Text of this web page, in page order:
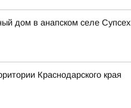
дом в анапском селе Супсех
Краснодарского края